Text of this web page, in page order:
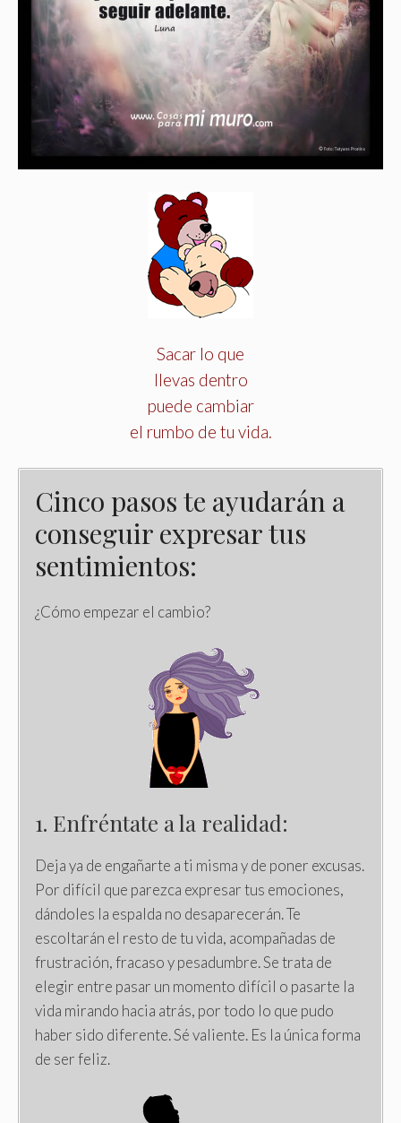
Sacar lo que
llevas dentro
puede cambiar
el rumbo de tu vida.
Cinco pasos te ayudarán a
conseguir expresar tus
sentimientos:
¿Cómo empezar el cambio?
1. Enfréntate a la realidad:
Deja ya de engañarte a ti misma y de poner excusas.
Por difícil que parezca expresar tus emociones,
dándoles la espalda no desaparecerán. Te
escoltarán el resto de tu vida, acompañadas de
frustración, fracaso y pesadumbre. Se trata de
elegir entre pasar un momento difícil o pasarte la
vida mirando hacia atrás, por todo lo que pudo
haber sido diferente. Sé valiente. Es la única forma
de ser feliz.